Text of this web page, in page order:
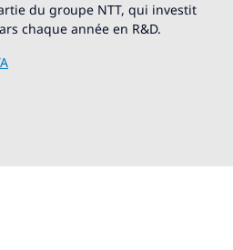
du groupe NTT, qui investit
chaque année en R&D.